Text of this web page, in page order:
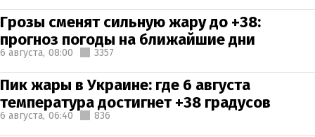
Грозы сменят сильную жару до +38:
прогноз погоды на ближайшие дни
6 августа, 08:00 3357
Пик жары в Украине: где 6 августа
температура достигнет +38 градусов
6 августа, 06:40 836